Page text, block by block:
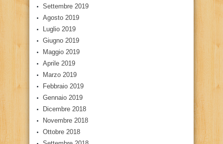
Settembre 2019
Agosto 2019
Luglio 2019
Giugno 2019
Maggio 2019
Aprile 2019
Marzo 2019
Febbraio 2019
Gennaio 2019
Dicembre 2018
Novembre 2018
Ottobre 2018